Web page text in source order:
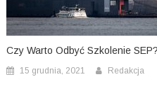
Czy Warto Odbyć Szkolenie SEP?
15 grudnia, 2021 Redakcja